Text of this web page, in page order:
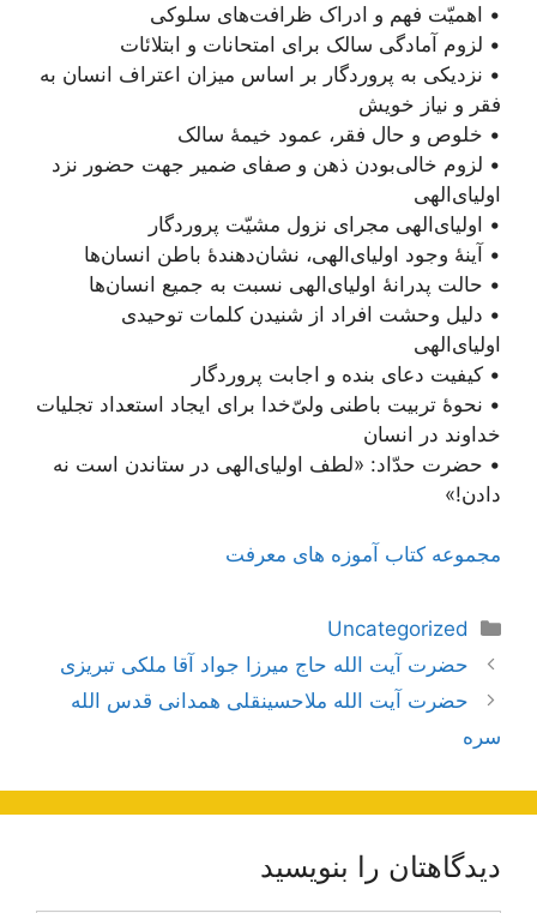
• اهمیّت فهم و ادراک ظرافت‌های سلوکی
• لزوم آمادگی سالک برای امتحانات و ابتلائات
• نزدیکی به پروردگار بر اساس میزان اعتراف انسان به
فقر و نیاز خویش
• خلوص و حال فقر، عمود خیمۀ سالک
• لزوم خالی‌بودن ذهن و صفای ضمیر جهت حضور نزد
اولیای‌الهی
• اولیای‌الهی مجرای نزول مشیّت پروردگار
• آینۀ وجود اولیای‌الهی، نشان‌دهندۀ باطن انسان‌ها
• حالت پدرانۀ اولیای‌الهی نسبت به جمیع انسان‌ها
• دلیل وحشت افراد از شنیدن کلمات توحیدی
اولیای‌الهی
• کیفیت دعای بنده و اجابت پروردگار
• نحوۀ تربیت باطنی ولیّ‌خدا برای ایجاد استعداد تجلیات
خداوند در انسان
• حضرت حدّاد: «لطف اولیای‌الهی در ستاندن است نه
دادن!»
مجموعه کتاب آموزه های معرفت
دسته‌ها
Uncategorized
ناوبری
نوشته‌ها
حضرت آیت الله حاج ميرزا جواد آقا ملكى تبريزى
حضرت آیت الله ملاحسینقلی همدانی قدس الله
سره
دیدگاهتان را بنویسید